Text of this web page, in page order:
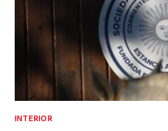
INTERIOR